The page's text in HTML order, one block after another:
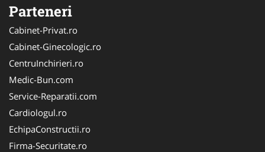
Parteneri
Cabinet-Privat.ro
Cabinet-Ginecologic.ro
CentruInchirieri.ro
Medic-Bun.com
Service-Reparatii.com
Cardiologul.ro
EchipaConstructii.ro
Firma-Securitate.ro